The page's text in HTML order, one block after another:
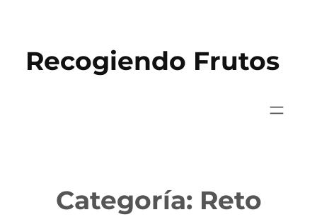
contenido
Recogiendo Frutos
Categoría: Reto